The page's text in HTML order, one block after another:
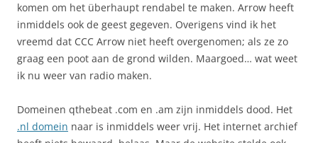
komen om het überhaupt rendabel te maken. Arrow heeft
inmiddels ook de geest gegeven. Overigens vind ik het
vreemd dat CCC Arrow niet heeft overgenomen; als ze zo
graag een poot aan de grond wilden. Maargoed… wat weet
ik nu weer van radio maken.
Domeinen qthebeat .com en .am zijn inmiddels dood. Het
.nl domein naar is inmiddels weer vrij. Het internet archief